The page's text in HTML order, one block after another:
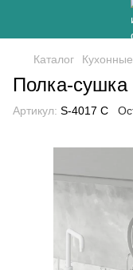
Каталог
Полка-сушка
Артикул: S-4017 С